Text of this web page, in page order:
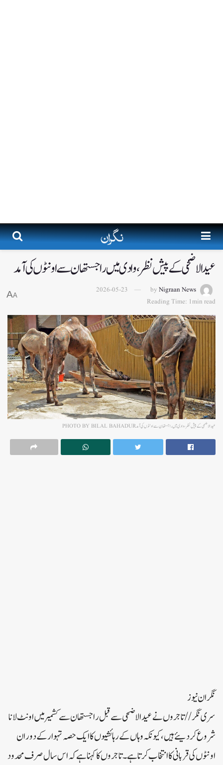
عید الاضحی کے پیش نظر،وادی میں راجستھان سے اونٹوں کی آمد
by Nigraan News
2026-05-23
Reading Time: 1min read
A
A
عید الاضحی کے پیش نظر،وادی میں راجستھان سے اونٹوں کی آمدPHOTO BY BILAL BAHADUR
نگران نیوز
سری نگر// تاجروں نے عید الاضحی سے قبل راجستھان سے کشمیر میں اونٹ لانا
شروع کر دیئے ہیں، کیونکہ وہاں کے رہائشیوں کا ایک حصہ تہوار کے دوران
اونٹوں کی قربانی کا انتخاب کرتا ہے۔تاجروں کا کہنا ہے کہ اس سال صرف محدود